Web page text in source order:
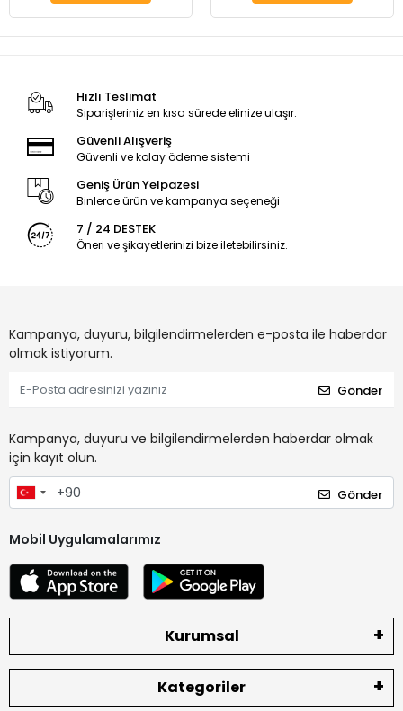
Hızlı Teslimat
Siparişleriniz en kısa sürede elinize ulaşır.
Güvenli Alışveriş
Güvenli ve kolay ödeme sistemi
Geniş Ürün Yelpazesi
Binlerce ürün ve kampanya seçeneği
7 / 24 DESTEK
Öneri ve şikayetlerinizi bize iletebilirsiniz.
Kampanya, duyuru, bilgilendirmelerden e-posta ile haberdar
olmak istiyorum.
Gönder
Kampanya, duyuru ve bilgilendirmelerden haberdar olmak
için kayıt olun.
Gönder
Mobil Uygulamalarımız
Kurumsal
Kategoriler